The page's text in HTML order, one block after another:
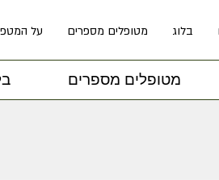
בלוג מטופלים מספרים על
מטופלים מספרים